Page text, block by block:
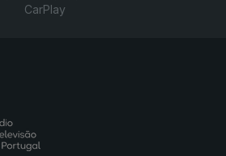
CarPlay